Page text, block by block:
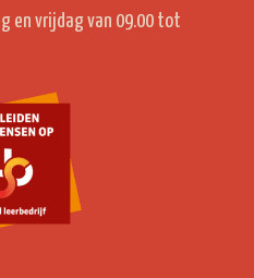
en vrijdag van 09.00 tot